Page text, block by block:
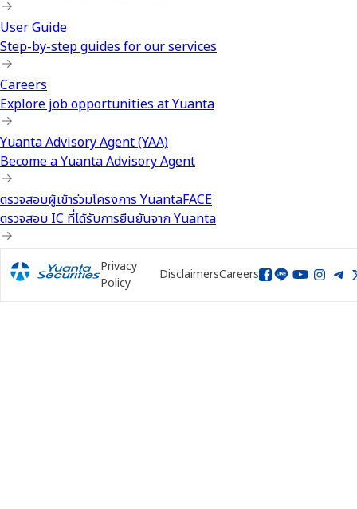
User Guide
Step-by-step guides for our services
Careers
Explore job opportunities at Yuanta
Yuanta Advisory Agent (YAA)
Become a Yuanta Advisory Agent
ตรวจสอบผู้เข้าร่วมโครงการ YuantaFACE
ตรวจสอบ IC ที่ได้รับการยืนยันจาก Yuanta
Privacy
Policy
DisclaimersCareers